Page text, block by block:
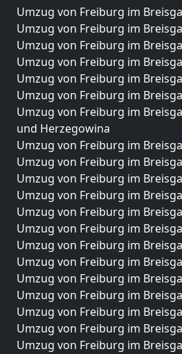
Umzug von Freiburg im
Umzug von Freiburg im
Umzug von Freiburg im
Umzug von Freiburg im
Umzug von Freiburg im
Umzug von Freiburg im
Umzug von Freiburg im
und Herzegowina
Umzug von Freiburg im
Umzug von Freiburg im
Umzug von Freiburg im
Umzug von Freiburg im
Umzug von Freiburg im
Umzug von Freiburg im
Umzug von Freiburg im
Umzug von Freiburg im
Umzug von Freiburg im
Umzug von Freiburg im
Umzug von Freiburg im
Umzug von Freiburg im
Umzug von Freiburg im